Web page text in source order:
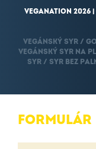
VEGANATION 2026 |
VEGÁNSKÝ SYR /
VEGÁNSKÝ SYR NA
SYR / SYR BEZ
FORMULÁR